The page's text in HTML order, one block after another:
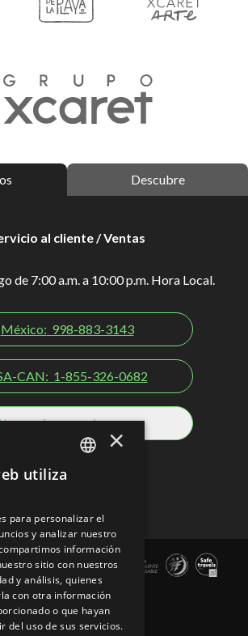
Descubre
al cliente / Ventas
de 7:00 a.m. a 10:00 p.m. Hora Local.
México: 998-883-3143
CAN: 1-855-326-0682
países y regiones
PT
×
utiliza
para personalizar el
y analizar nuestro
información
sitio con nuestros
y análisis, quienes
con otra información
o que hayan
del uso de sus servicios.